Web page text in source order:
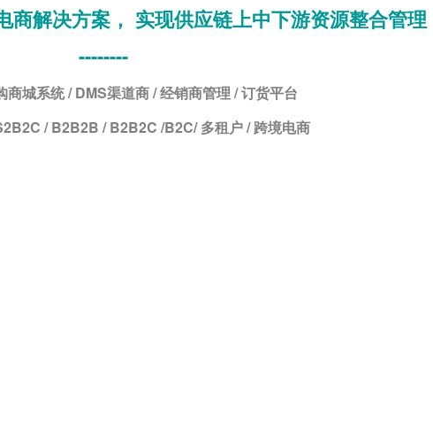
商解决方案， 实现供应链上中下游资源整合管理
--------
商城系统 / DMS渠道商 / 经销商管理 / 订货平台
/ B2B2B / B2B2C /B2C/ 多租户 / 跨境电商